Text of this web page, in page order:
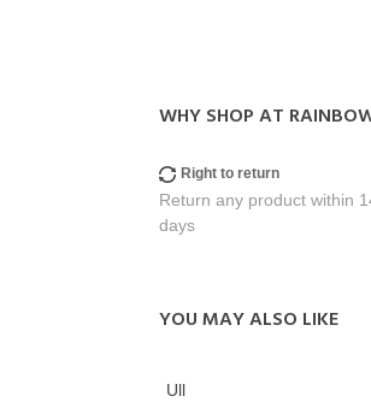
WHY SHOP AT
Right to return
Return any product within
days
YOU MAY ALSO LIKE
Ull